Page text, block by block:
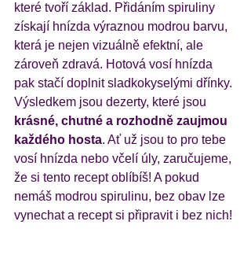
které tvoří základ. Přidáním spiruliny
získají hnízda výraznou modrou barvu,
která je nejen vizuálně efektní, ale
zároveň zdravá. Hotová vosí hnízda
pak stačí doplnit sladkokyselými dřínky.
Výsledkem jsou dezerty, které jsou
krásné, chutné a rozhodně zaujmou
každého hosta. Ať už jsou to pro tebe
vosí hnízda nebo včelí úly, zaručujeme,
že si tento recept oblíbíš! A pokud
nemáš modrou spirulinu, bez obav lze
vynechat a recept si připravit i bez nich!